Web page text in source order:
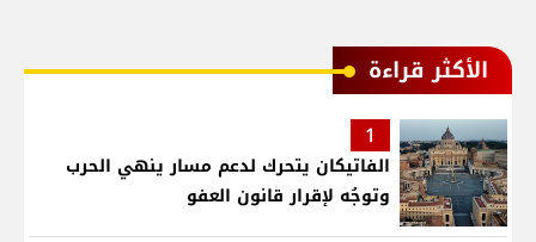
الأكثر قراءة
1
الفاتيكان يتحرك لدعم مسار ينهي الحرب
وتوجُه لإقرار قانون العفو